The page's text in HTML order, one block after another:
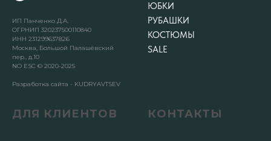
ИП Панченко Д.А.
ОГРНИП 320237500110840
ИНН 231299637826
Москва, Большой Палашёвский
пер., д.10
NO ESC © 2020-2025
Разработка сайта - KUDRYAVTSEV
ЮБКИ
РУБАШКИ
КОСТЮМЫ
SALE
ДЛЯ КЛИЕНТОВ КОНТАКТЫ